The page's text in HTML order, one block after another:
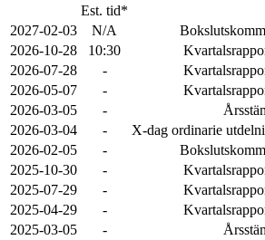
Est. tid*
2027-02-03
N/A
2026-10-28
10:30
2026-07-28
-
2026-05-07
-
2026-03-05
-
2026-03-04
-
X-dag ordinarie
2026-02-05
-
2025-10-30
-
2025-07-29
-
2025-04-29
-
2025-03-05
-